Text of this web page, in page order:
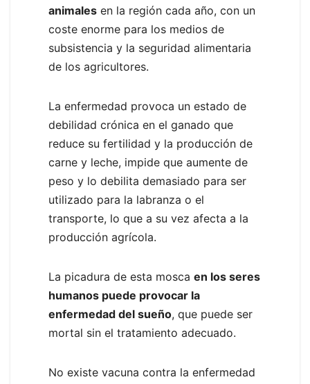
animales en la región cada año, con un
coste enorme para los medios de
subsistencia y la seguridad alimentaria
de los agricultores.
La enfermedad provoca un estado de
debilidad crónica en el ganado que
reduce su fertilidad y la producción de
carne y leche, impide que aumente de
peso y lo debilita demasiado para ser
utilizado para la labranza o el
transporte, lo que a su vez afecta a la
producción agrícola.
La picadura de esta mosca en los seres
humanos puede provocar la
enfermedad del sueño, que puede ser
mortal sin el tratamiento adecuado.
No existe vacuna contra la enfermedad